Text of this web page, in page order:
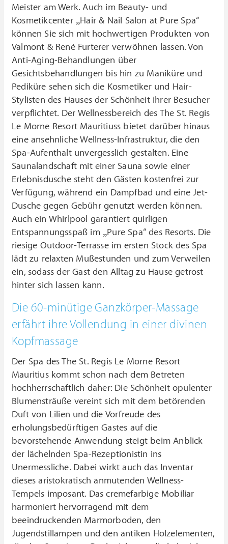
Meister am Werk. Auch im Beauty- und
Kosmetikcenter „Hair & Nail Salon at Pure Spa“
können Sie sich mit hochwertigen Produkten von
Valmont & René Furterer verwöhnen lassen. Von
Anti-Aging-Behandlungen über
Gesichtsbehandlungen bis hin zu Maniküre und
Pediküre sehen sich die Kosmetiker und Hair-
Stylisten des Hauses der Schönheit ihrer Besucher
verpflichtet. Der Wellnessbereich des The St. Regis
Le Morne Resort Mauritiuss bietet darüber hinaus
eine ansehnliche Wellness-Infrastruktur, die den
Spa-Aufenthalt unvergesslich gestalten. Eine
Saunalandschaft mit einer Sauna sowie einer
Erlebnisdusche steht den Gästen kostenfrei zur
Verfügung, während ein Dampfbad und eine Jet-
Dusche gegen Gebühr genutzt werden können.
Auch ein Whirlpool garantiert quirligen
Entspannungsspaß im „Pure Spa“ des Resorts. Die
riesige Outdoor-Terrasse im ersten Stock des Spa
lädt zu relaxten Mußestunden und zum Verweilen
ein, sodass der Gast den Alltag zu Hause getrost
hinter sich lassen kann.
Die 60-minütige Ganzkörper-Massage
erfährt ihre Vollendung in einer divinen
Kopfmassage
Der Spa des The St. Regis Le Morne Resort
Mauritius kommt schon nach dem Betreten
hochherrschaftlich daher: Die Schönheit opulenter
Blumensträuße vereint sich mit dem betörenden
Duft von Lilien und die Vorfreude des
erholungsbedürftigen Gastes auf die
bevorstehende Anwendung steigt beim Anblick
der lächelnden Spa-Rezeptionistin ins
Unermessliche. Dabei wirkt auch das Inventar
dieses aristokratisch anmutenden Wellness-
Tempels imposant. Das cremefarbige Mobiliar
harmoniert hervorragend mit dem
beeindruckenden Marmorboden, den
Jugendstillampen und den antiken Holzelementen,